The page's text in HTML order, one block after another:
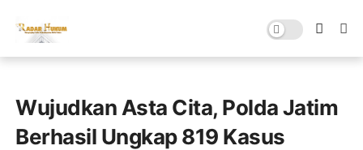
Wujudkan Asta Cita, Polda Jatim
Berhasil Ungkap 819 Kasus